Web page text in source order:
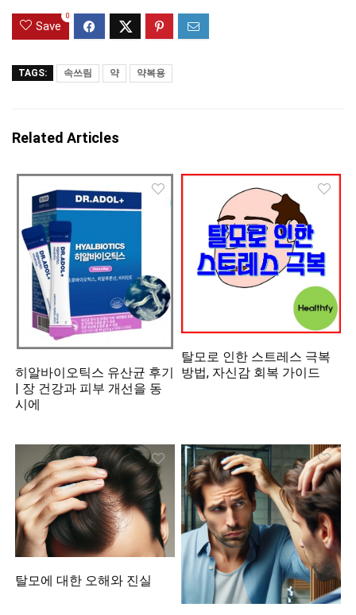
Save
0
TAGS: 속쓰림 약 약복용
Related Articles
히알바이오틱스 유산균 후기
| 장 건강과 피부 개선을 동
시에
탈모로 인한 스트레스 극복
방법, 자신감 회복 가이드
탈모에 대한 오해와 진실